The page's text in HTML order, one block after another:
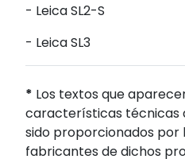
- Leica SL2-S
- Leica SL3
* Los textos que
características técnicas
sido proporcionados
fabricantes de dichos